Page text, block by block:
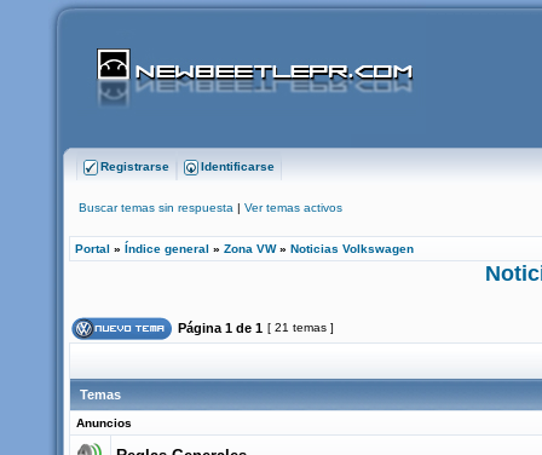
Registrarse Identificarse
Buscar temas sin respuesta | Ver temas activos
Portal » Índice general » Zona VW» Noticias Volkswagen
Página 1 de 1 [ 21 temas ]
Temas
Anuncios